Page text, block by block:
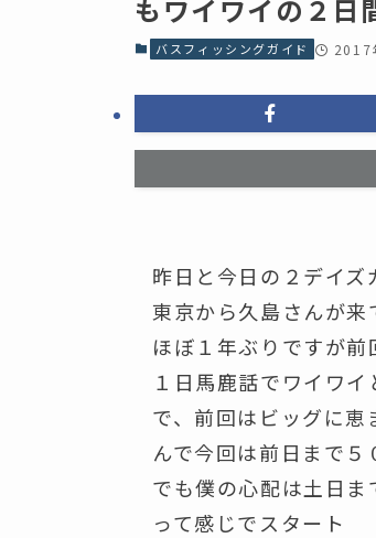
もワイワイの２日
バスフィッシングガイド 2017
昨日と今日の２デイズ
東京から久島さんが来
ほぼ１年ぶりですが前
１日馬鹿話でワイワ
で、前回はビッグに
んで今回は前日まで５
でも僕の心配は土日
って感じでスタート